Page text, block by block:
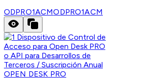
ODPRO1ACMODPRO1ACM
OPEN DESK PRO